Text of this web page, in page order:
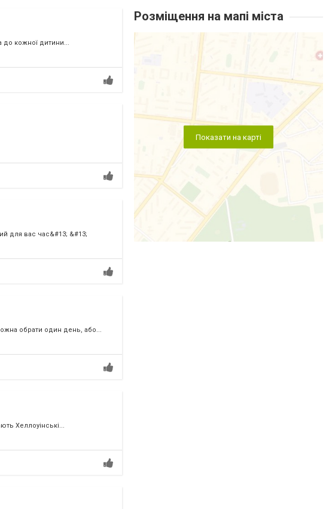
до кожної дитини...
для вас час&#13; &#13;
обрати один день, або...
Хеллоуінські...
Розміщення на мапі міста
Показати на карті